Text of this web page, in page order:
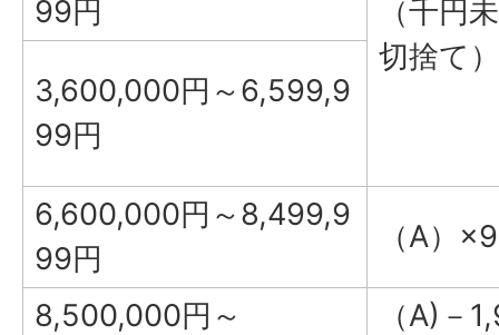
（千円
切捨て）
99円
3,600,000円～6,599,9
99円
6,600,000円～8,499,9
99円
（A）
8,500,000円～ （A)－